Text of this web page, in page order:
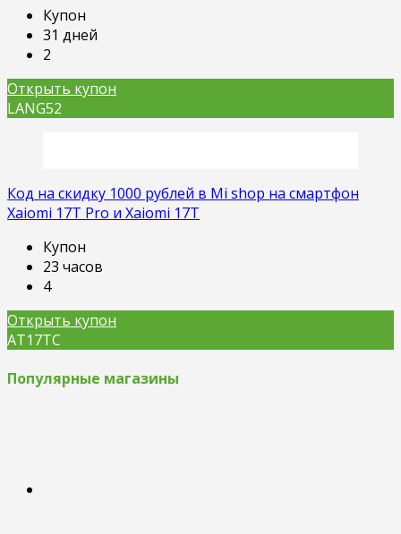
Купон
31 дней
2
Открыть купон
LANG52
Код на скидку 1000 рублей в Mi shop на смартфон
Xaiomi 17T Pro и Xaiomi 17T
Купон
23 часов
4
Открыть купон
AT17TC
Популярные магазины